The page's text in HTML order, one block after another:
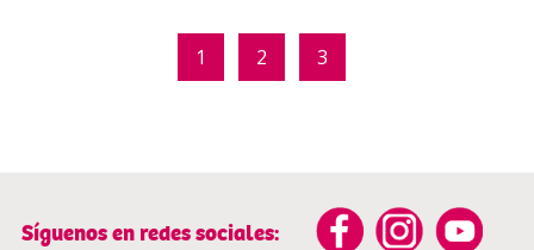
1 2 3
Síguenos en redes sociales: